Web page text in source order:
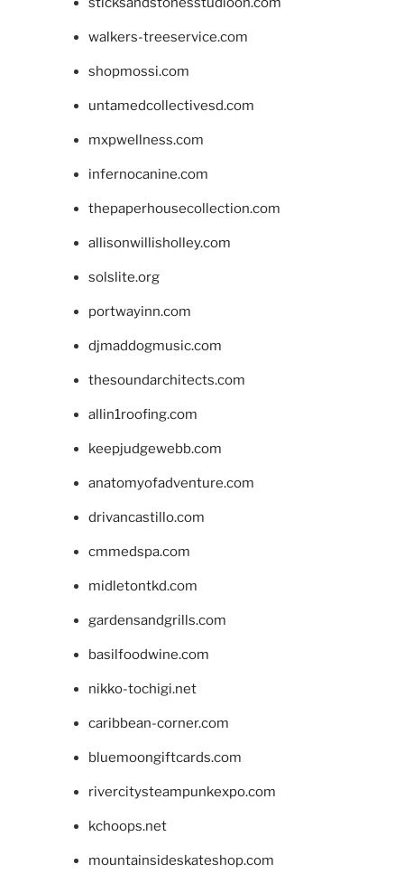
walkers-treeservice.com
shopmossi.com
untamedcollectivesd.com
mxpwellness.com
infernocanine.com
thepaperhousecollection.com
allisonwillisholley.com
solslite.org
portwayinn.com
djmaddogmusic.com
thesoundarchitects.com
allin1roofing.com
keepjudgewebb.com
anatomyofadventure.com
drivancastillo.com
cmmedspa.com
midletontkd.com
gardensandgrills.com
basilfoodwine.com
nikko-tochigi.net
caribbean-corner.com
bluemoongiftcards.com
rivercitysteampunkexpo.com
kchoops.net
mountainsideskateshop.com